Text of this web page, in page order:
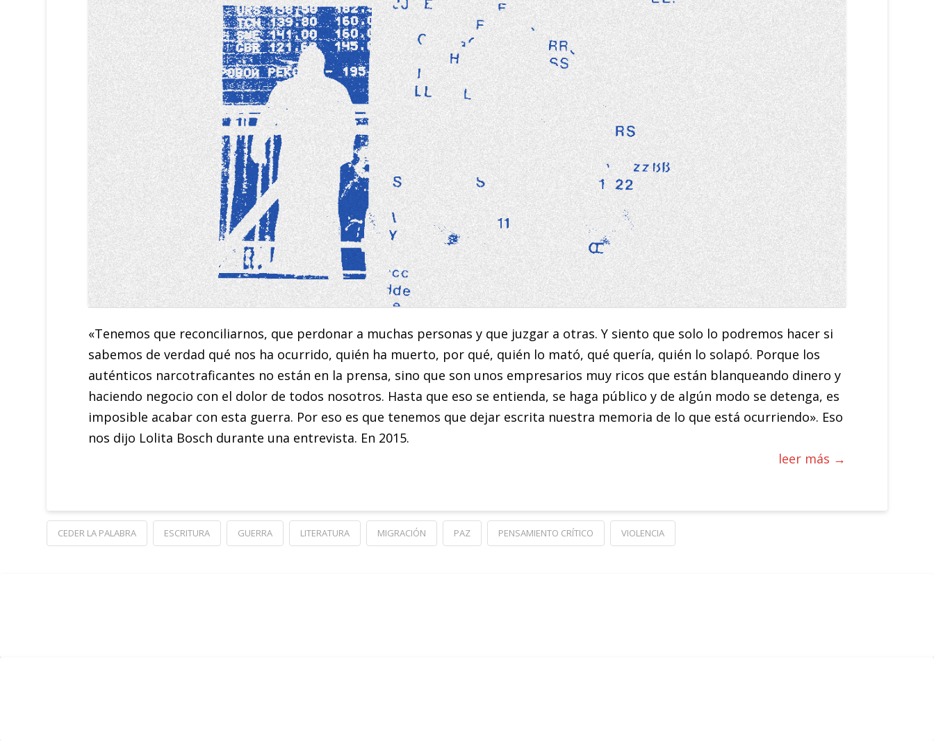
«Tenemos que reconciliarnos, que perdonar a muchas personas y que juzgar a otras. Y siento que solo lo podremos hacer si
sabemos de verdad qué nos ha ocurrido, quién ha muerto, por qué, quién lo mató, qué quería, quién lo solapó. Porque los
auténticos narcotraficantes no están en la prensa, sino que son unos empresarios muy ricos que están blanqueando dinero y
haciendo negocio con el dolor de todos nosotros. Hasta que eso se entienda, se haga público y de algún modo se detenga, es
imposible acabar con esta guerra. Por eso es que tenemos que dejar escrita nuestra memoria de lo que está ocurriendo». Eso
nos dijo Lolita Bosch durante una entrevista. En 2015.
leer más →
CEDER LA PALABRA ESCRITURA GUERRA LITERATURA MIGRACIÓN PAZ PENSAMIENTO CRÍTICO VIOLENCIA